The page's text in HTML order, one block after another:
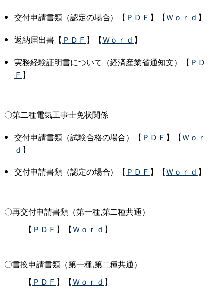
交付申請書類（認定の場合）【 ＰＤＦ 】【Ｗｏｒｄ 】
返納届出書【 ＰＤＦ 】【Ｗｏｒｄ 】
実務経験証明書について（経済産業省通知文）【 ＰＤ
Ｆ 】
〇第二種電気工事士免状関係
交付申請書類（試験合格の場合）【 ＰＤＦ 】【Ｗｏｒ
ｄ 】
交付申請書類（認定の場合）【 ＰＤＦ 】【Ｗｏｒｄ 】
〇再交付申請書類（第一種,第二種共通）
【 ＰＤＦ 】【Ｗｏｒｄ 】
〇書換申請書類（第一種,第二種共通）
【 ＰＤＦ 】【Ｗｏｒｄ 】